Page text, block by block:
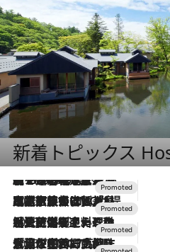
新着トピックス
2026.8.7
【トンボの足水浴】ヒノキの香りに包まれて涼感マックス！約13℃の湧水かけ流しを避暑地「星野温泉 トンボの湯」で体験
2026.7.31
【ホテル帰省】という選択肢をOMOが提案。家族とほどよい距離を保つには「昼は実家、夜は気兼ねなくホテルで！」
2026.7.24
【夏限定ディナーコース】旬を迎える稚鮎や花ズッキーニなどをイタリア・トスカーナの郷土料理の手法で満喫！
2026.7.17
「土佐和ハーブかき氷」がOMO7高知に登場！生姜、山椒、大葉など目にも舌にも涼を呼ぶ郷土の味